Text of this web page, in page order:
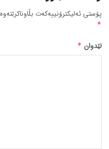
پۆستی ئەلیکترۆنییەکەت بڵاوناکرێتەوە.
*
لێدوان*